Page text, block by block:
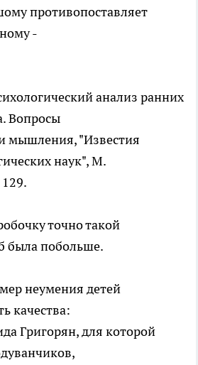
противопоставляет
-
анализ ранних
Вопросы
мышления, "Известия
наук", М.
точно такой
была побольше.
неумения детей
качества:
Григорян, для которой